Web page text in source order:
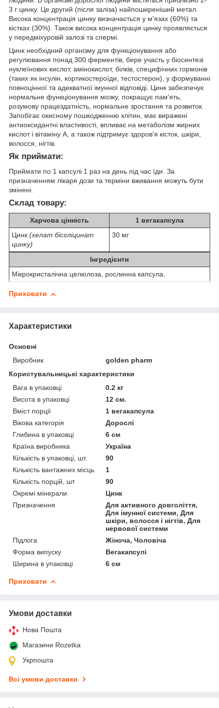
3 г цинку. Це другий (після заліза) найпоширеніший метал.
Висока концентрація цинку визначається у м'язах (60%) та
кістках (30%). Також висока концентрація цинку проявляється
у передміхуровій залозі та спермі.
Цинк необхідний організму для функціонування або
регулювання понад 300 ферментів, бере участь у біосинтезі
нуклеїнових кислот, амінокислот, білків, специфічних гормонів
(таких як інсулін, кортикостероїди, тестостерон), у формуванні
повноцінної та адекватної імунної відповіді. Цинк забезпечує
нормальне функціонування мозку, покращує пам'ять,
розумову працездатність, нормальне зростання та розвиток.
Запобігає окисному пошкодженню клітин, має виражені
антиоксидантні властивості, впливає на метаболізм жирних
кислот і вітаміну А, а також підтримує здоров'я кісток, шкіри,
волосся, нігтів.
Як приймати:
Приймати по 1 капсулі 1 раз на день під час їди. За
призначенням лікаря дози та терміни вживання можуть бути
змінені.
Склад товару:
Харчова цінність
1 вегакапсула
Цинк (хелат бісгліцинат
цинку)
30 мг
Інгредієнти
Мікрокристалічна целюлоза, рослинна капсула.
Приховати
Характеристики
Основні
Виробник
golden pharm
Користувальницькі характеристики
Вага в упаковці
0.2 кг
Висота в упаковці
12 см.
Вміст порції
1 вегакапсула
Вікова категорія
Дорослі
Глибина в упаковці
6 см
Країна виробника
Україна
Кількість в упаковці, шт.
90
Кількість вантажних місць
1
Кількість порцій, шт
90
Окремі мінерали
Цинк
Призначення
Для активного довголіття,
Для імунної системи, Для
шкіри, волосся і нігтів, Для
нервової системи
Підлога
Жіноча, Чоловіча
Форма випуску
Вегакапсулі
Ширина в упаковці
6 см
Приховати
Умови доставки
Нова Пошта
Магазини Rozetka
Укрпошта
Всі умови доставки